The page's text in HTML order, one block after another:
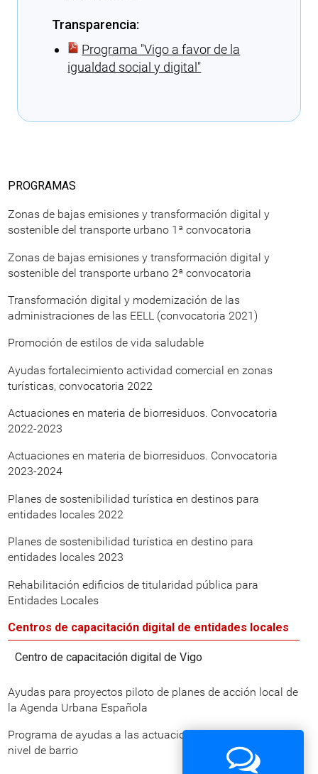
Transparencia:
Programa ″Vigo a favor de la
igualdad social y digital″
PROGRAMAS
Zonas de bajas emisiones y transformación digital y
sostenible del transporte urbano 1ª convocatoria
Zonas de bajas emisiones y transformación digital y
sostenible del transporte urbano 2ª convocatoria
Transformación digital y modernización de las
administraciones de las EELL (convocatoria 2021)
Promoción de estilos de vida saludable
Ayudas fortalecimiento actividad comercial en zonas
turísticas, convocatoria 2022
Actuaciones en materia de biorresiduos. Convocatoria
2022-2023
Actuaciones en materia de biorresiduos. Convocatoria
2023-2024
Planes de sostenibilidad turística en destinos para
entidades locales 2022
Planes de sostenibilidad turística en destino para
entidades locales 2023
Rehabilitación edificios de titularidad pública para
Entidades Locales
Centros de capacitación digital de entidades locales
Centro de capacitación digital de Vigo
Ayudas para proyectos piloto de planes de acción local de
la Agenda Urbana Española
Programa de ayudas a las actuaciones de rehabilitación a
nivel de barrio